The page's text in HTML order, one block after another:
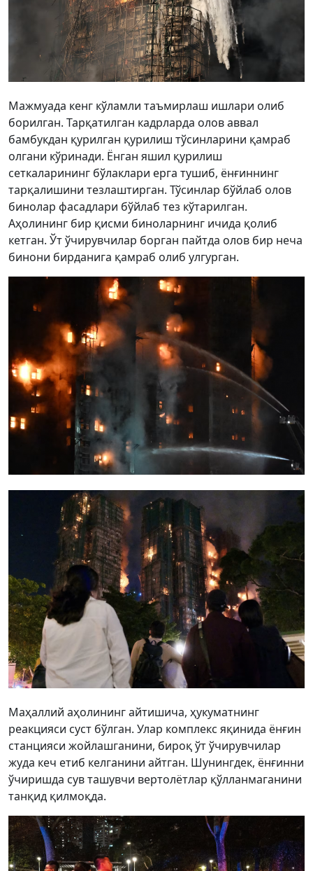
Мажмуада кенг кўламли таъмирлаш ишлари олиб
борилган. Тарқатилган кадрларда олов аввал
бамбукдан қурилган қурилиш тўсинларини қамраб
олгани кўринади. Ёнган яшил қурилиш
сеткаларининг бўлаклари ерга тушиб, ёнғиннинг
тарқалишини тезлаштирган. Тўсинлар бўйлаб олов
бинолар фасадлари бўйлаб тез кўтарилган.
Аҳолининг бир қисми биноларнинг ичида қолиб
кетган. Ўт ўчирувчилар борган пайтда олов бир неча
бинони бирданига қамраб олиб улгурган.
Маҳаллий аҳолининг айтишича, ҳукуматнинг
реакцияси суст бўлган. Улар комплекс яқинида ёнғин
станцияси жойлашганини, бироқ ўт ўчирувчилар
жуда кеч етиб келганини айтган. Шунингдек, ёнғинни
ўчиришда сув ташувчи вертолётлар қўлланмаганини
танқид қилмоқда.